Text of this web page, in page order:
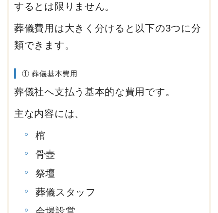
するとは限りません。
葬儀費用は大きく分けると以下の3つに分
類できます。
① 葬儀基本費用
葬儀社へ支払う基本的な費用です。
主な内容には、
棺
骨壺
祭壇
葬儀スタッフ